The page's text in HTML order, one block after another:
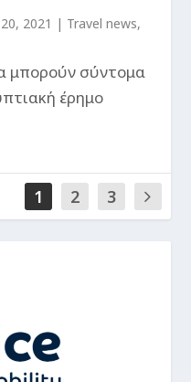
2021 | Travel news,
μπορούν σύντομα
έρημο
1 2 3